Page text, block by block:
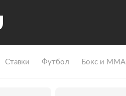
Ставки Футбол Бокс и ММА